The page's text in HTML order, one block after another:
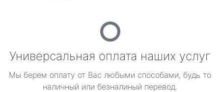
Универсальная оплата наших услуг
Мы берем оплату от Вас любыми способами, будь то
наличный или безналиный перевод.